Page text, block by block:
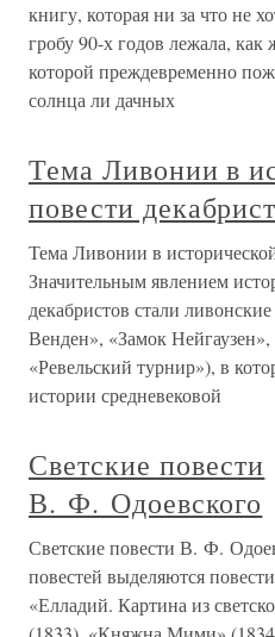
книгу, которая ни за что не
гробу 90-х годов лежала,
которой преждевременно
солнца ли дачных
Тема Ливонии в
повести
Тема Ливонии в
Значительным явлением
декабристов стали
Венден», «Замок
«Ревельский турнир»), в
истории средневековой
Светские повести
В. Ф. Одоевского
Светские повести В. Ф.
повестей выделяются
«Елладий. Картина из